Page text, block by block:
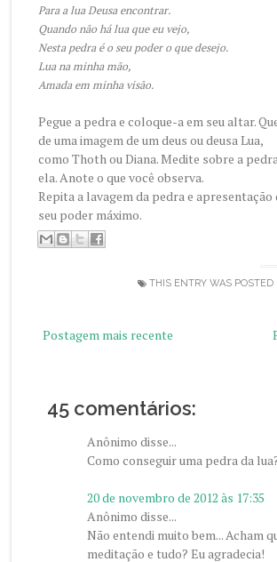
Para a lua Deusa encontrar.
Quando não há lua que eu vejo,
Nesta pedra é o seu poder o que desejo.
Lua na minha mão,
Amada em minha visão.
Pegue a pedra e coloque-a em seu altar.
de uma imagem de um deus ou deusa Lua,
como Thoth ou Diana. Medite sobre a
ela. Anote o que você observa.
Repita a lavagem da pedra e
seu poder máximo.
THIS ENTRY WAS POSTED
Postagem mais recente
45 comentários:
Anônimo disse...
Como conseguir uma pedra da
20 de novembro de 2012 às 17:35
Anônimo disse...
Não entendi muito bem... Acham
meditação e tudo? Eu agradecia!